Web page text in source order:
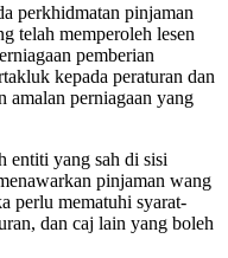
perkhidmatan pinjaman
telah memperoleh lesen
pemberian
kepada peraturan dan
amalan perniagaan yang
entiti yang sah di sisi
pinjaman wang
perlu mematuhi syarat-
dan caj lain yang boleh